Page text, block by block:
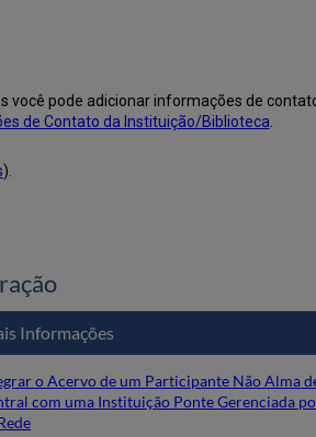
você pode adicionar informações de
de Contato da Instituição/Biblioteca.
).
Informações
o Acervo de um Participante Não Alma
com uma Instituição Ponte Gerenciada